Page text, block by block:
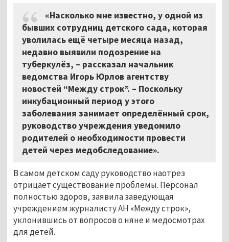
«Насколько мне известно, у одной из
бывших сотрудниц детского сада, которая
уволилась ещё четыре месяца назад,
недавно выявили подозрение на
туберкулёз, – рассказал начальник
ведомства Игорь Юрлов агентству
новостей “Между строк”. – Поскольку
инкубационный период у этого
заболевания занимает определённый срок,
руководство учреждения уведомило
родителей о необходимости провести
детей через медобследование».
В самом детском саду руководство наотрез
отрицает существование проблемы. Персонал
полностью здоров, заявила заведующая
учреждением журналисту АН «Между строк»,
уклонившись от вопросов о няне и медосмотрах
для детей.